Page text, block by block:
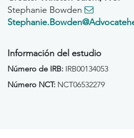
Stephanie Bowden
Información del estudio
Número de IRB: IRB00134053
Número NCT: NCT06532279